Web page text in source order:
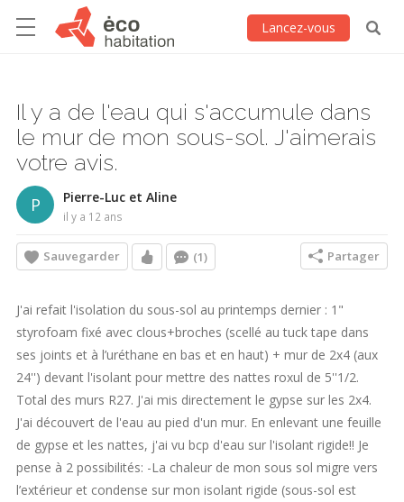
Lancez-vous
Il y a de l'eau qui s'accumule dans
le mur de mon sous-sol. J'aimerais
votre avis.
P Pierre-Luc et Aline
il y a 12 ans
Sauvegarder (1) Partager
J'ai refait l'isolation du sous-sol au printemps dernier : 1"
styrofoam fixé avec clous+broches (scellé au tuck tape dans
ses joints et à l’uréthane en bas et en haut) + mur de 2x4 (aux
24'') devant l'isolant pour mettre des nattes roxul de 5''1/2.
Total des murs R27. J'ai mis directement le gypse sur les 2x4.
J'ai découvert de l'eau au pied d'un mur. En enlevant une feuille
de gypse et les nattes, j'ai vu bcp d'eau sur l'isolant rigide!! Je
pense à 2 possibilités: -La chaleur de mon sous sol migre vers
l’extérieur et condense sur mon isolant rigide (sous-sol est